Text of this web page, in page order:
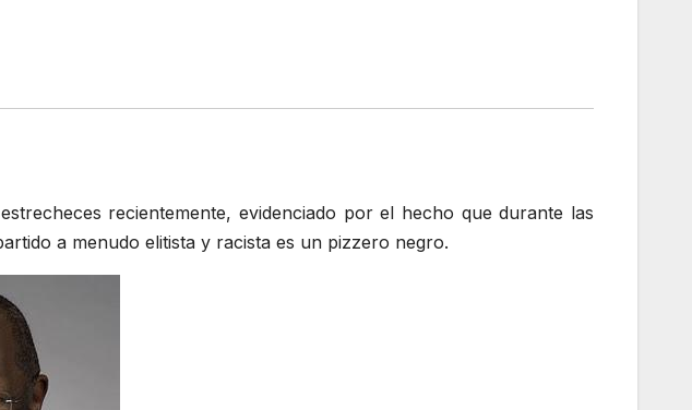
recientemente, evidenciado por el hecho que durante las
a menudo elitista y racista es un pizzero negro.